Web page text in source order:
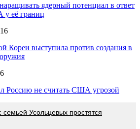
ядерный потенциал в ответ
её границ
Кореи выступила против создания в
Россию не считать США угрозой
семьей Усольцевых простятся